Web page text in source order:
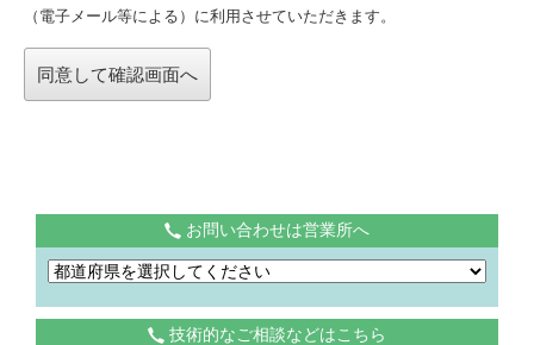
（電子メール等による）に利用させていただきます。
お問い合わせは営業所へ
技術的なご相談などはこちら